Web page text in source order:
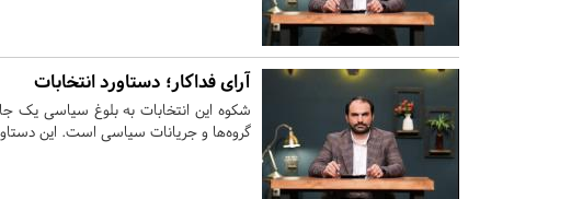
آرای فداکار؛ دستاورد انتخابات
شکوه این انتخابات به بلوغ سیاسی یک
گروه‌ها و جریانات سیاسی است. این